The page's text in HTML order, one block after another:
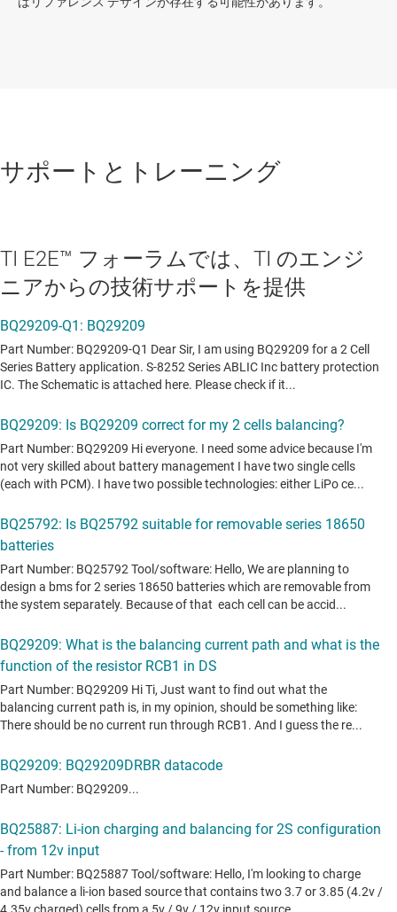
サポートとトレーニング
TI E2E™ フォーラムでは、TI のエンジ
ニアからの技術サポートを提供